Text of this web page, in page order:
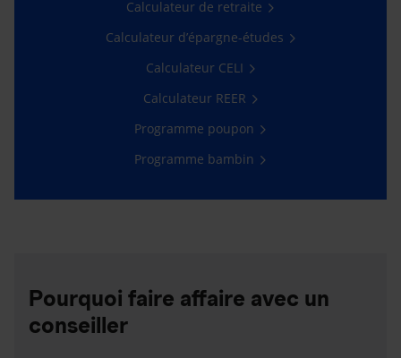
Calculateur de retraite
Calculateur d’épargne-études
Calculateur CELI
Calculateur REER
Programme poupon
Programme bambin
Pourquoi faire affaire avec un
conseiller